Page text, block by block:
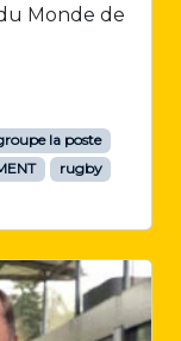
Monde de
la poste
rugby